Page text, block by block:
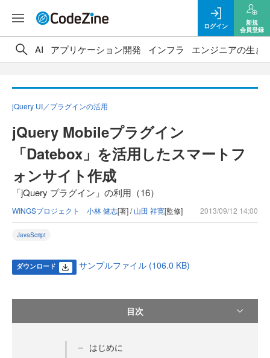
ログイン
新規
会員登録
AI アプリケーション開発 インフラ エンジニアの生き
jQuery UI／プラグインの活用
jQuery Mobileプラグイン
「Datebox」を活用したスマートフ
ォンサイト作成
「jQuery プラグイン」の利用（16）
WINGSプロジェクト 小林 健志[著] /山田 祥寛[監修] 2013/09/12 14:00
JavaScript
ダウンロード サンプルファイル (106.0 KB)
目次
はじめに